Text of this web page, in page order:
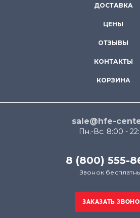
ДОСТАВКА
ЦЕНЫ
ОТЗЫВЫ
КОНТАКТЫ
КОРЗИНА
sale@hfe-
Пн.-Вс. 8:00 -
8 (800) 555-
Звонок